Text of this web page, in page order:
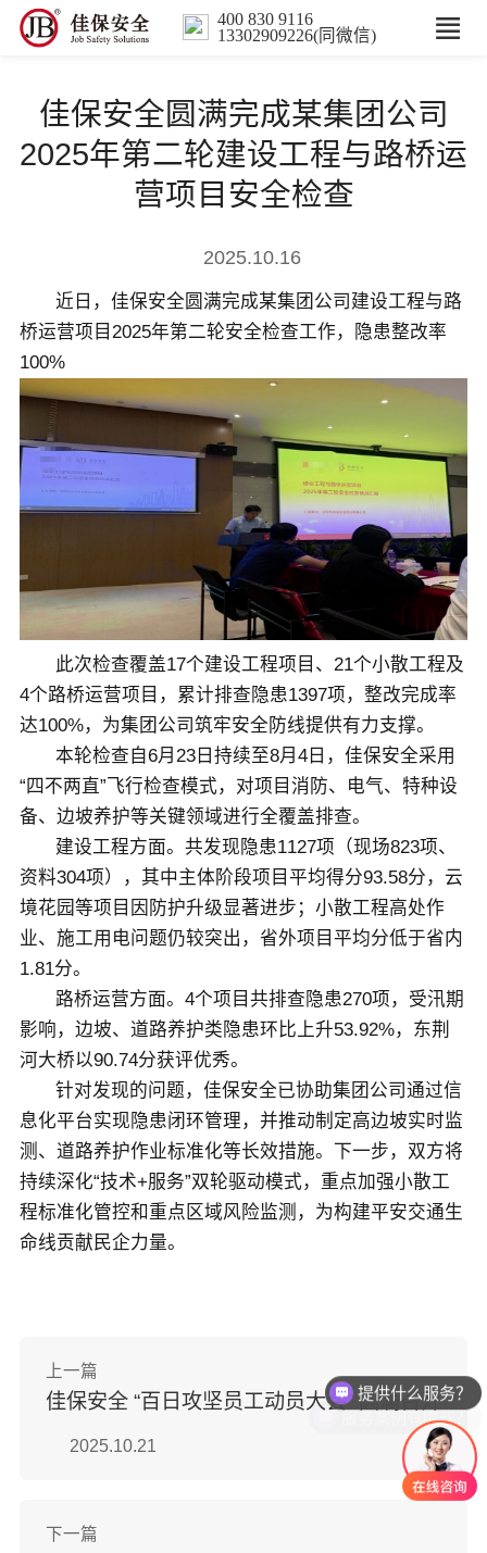
400 830 9116
13302909226(同微信)
核心业务
数智解决方案
培训
人力服务
新闻中心
EN
佳保安全圆满完成某集团公司
2025年第二轮建设工程与路桥运
营项目安全检查
2025.10.16
近日，佳保安全圆满完成某集团公司建设工程与路
桥运营项目2025年第二轮安全检查工作，隐患整改率
100%
此次检查覆盖17个建设工程项目、21个小散工程及
4个路桥运营项目，累计排查隐患1397项，整改完成率
达100%，为集团公司筑牢安全防线提供有力支撑。
本轮检查自6月23日持续至8月4日，佳保安全采用
“四不两直”飞行检查模式，对项目消防、电气、特种设
备、边坡养护等关键领域进行全覆盖排查。
建设工程方面。共发现隐患1127项（现场823项、
资料304项），其中主体阶段项目平均得分93.58分，云
境花园等项目因防护升级显著进步；小散工程高处作
业、施工用电问题仍较突出，省外项目平均分低于省内
1.81分。
路桥运营方面。4个项目共排查隐患270项，受汛期
影响，边坡、道路养护类隐患环比上升53.92%，东荆
河大桥以90.74分获评优秀。
针对发现的问题，佳保安全已协助集团公司通过信
息化平台实现隐患闭环管理，并推动制定高边坡实时监
测、道路养护作业标准化等长效措施。下一步，双方将
持续深化“技术+服务”双轮驱动模式，重点加强小散工
程标准化管控和重点区域风险监测，为构建平安交通生
命线贡献民企力量。
上一篇
佳保安全 “百日攻坚员工动员大会” 圆满召开
2025.10.21
下一篇
服务案例有哪些？